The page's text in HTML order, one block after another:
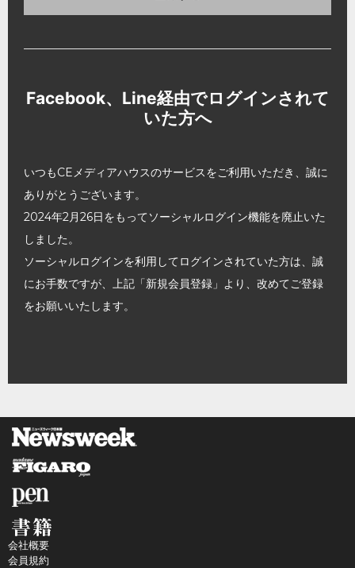
Facebook、Line経由でログインされて
いた方へ
いつもCEメディアハウスのサービスをご利用いただき、誠に
ありがとうございます。
2024年2月26日をもってソーシャルログイン機能を廃止いた
しました。
ソーシャルログインを利用してログインされていた方は、誠
にお手数ですが、上記「新規会員登録」より、改めてご登録
をお願いいたします。
会社概要
会員規約